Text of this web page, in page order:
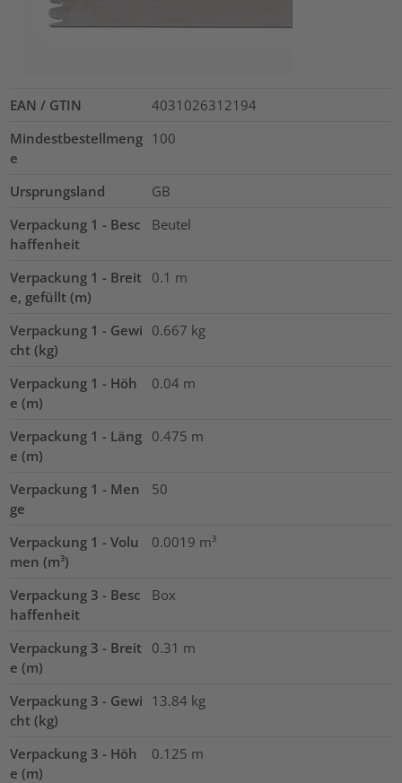
EAN / GTIN
4031026312194
Mindestbestellmeng
e
100
Ursprungsland
GB
Verpackung 1 - Besc
haffenheit
Beutel
Verpackung 1 - Breit
e, gefüllt (m)
0.1 m
Verpackung 1 - Gewi
cht (kg)
0.667 kg
Verpackung 1 - Höh
e (m)
0.04 m
Verpackung 1 - Läng
e (m)
0.475 m
Verpackung 1 - Men
ge
50
Verpackung 1 - Volu
men (m³)
0.0019 m³
Verpackung 3 - Besc
haffenheit
Box
Verpackung 3 - Breit
e (m)
0.31 m
Verpackung 3 - Gewi
cht (kg)
13.84 kg
Verpackung 3 - Höh
e (m)
0.125 m